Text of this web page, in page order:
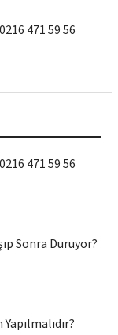
471 59 56
471 59 56
Sonra Duruyor?